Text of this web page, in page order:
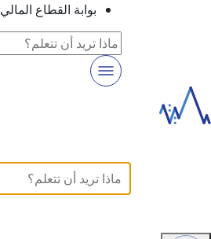
بوابة القطاع المالي